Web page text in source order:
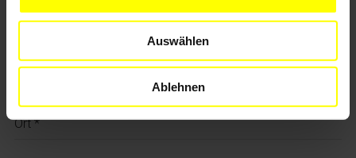
Auswählen
Ablehnen
Postleitzahl
Ort